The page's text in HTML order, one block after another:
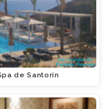
de Santorin